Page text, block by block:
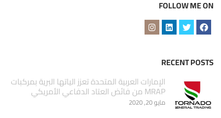
FOLLOW ME ON
RECENT POSTS
الإمارات العربية المتحدة تعزز الياتها البرية بمركبات
MRAP من فائض العتاد الدفاعي الأمريكي
مايو 20, 2020